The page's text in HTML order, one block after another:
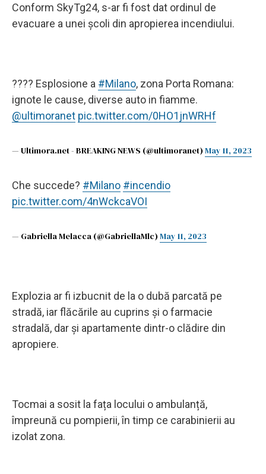
Conform SkyTg24, s-ar fi fost dat ordinul de
evacuare a unei școli din apropierea incendiului.
???? Esplosione a #Milano, zona Porta Romana:
ignote le cause, diverse auto in fiamme.
@ultimoranet pic.twitter.com/0HO1jnWRHf
— Ultimora.net - BREAKING NEWS (@ultimoranet)May 11, 2023
Che succede? #Milano #incendio
pic.twitter.com/4nWckcaVOI
— Gabriella Melacca (@GabriellaMlc)May 11, 2023
Explozia ar fi izbucnit de la o dubă parcată pe
stradă, iar flăcările au cuprins și o farmacie
stradală, dar și apartamente dintr-o clădire din
apropiere.
Tocmai a sosit la fața locului o ambulanță,
împreună cu pompierii, în timp ce carabinierii au
izolat zona.